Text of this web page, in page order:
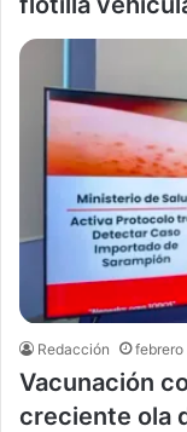
Redacción
Vacunación
creciente ola